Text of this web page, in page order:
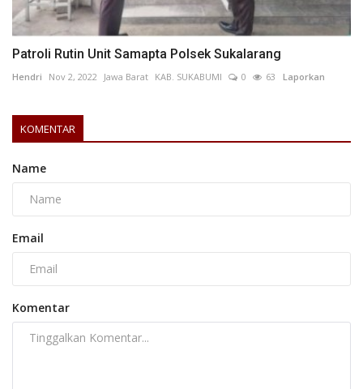
Patroli Rutin Unit Samapta Polsek Sukalarang
Hendri Nov 2, 2022 Jawa Barat KAB. SUKABUMI 0 63 Laporkan
KOMENTAR
Name
Email
Komentar